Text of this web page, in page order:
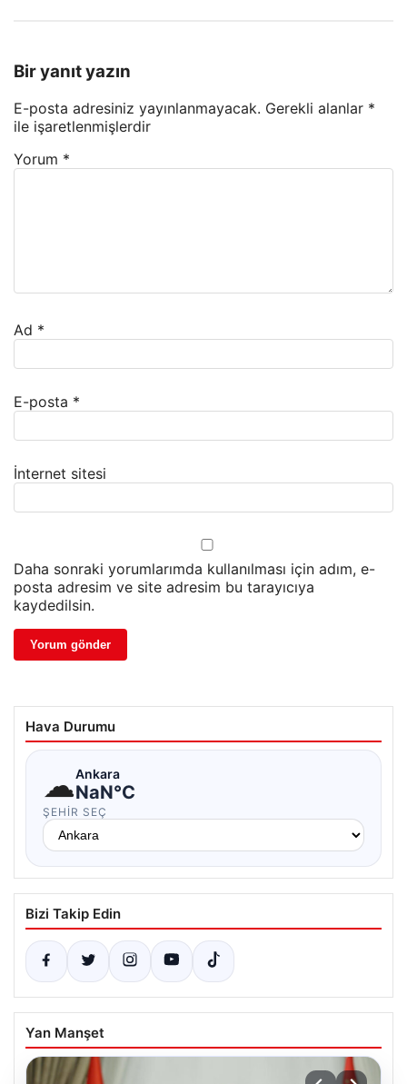
Bir yanıt yazın
E-posta adresiniz yayınlanmayacak. Gerekli alanlar *
ile işaretlenmişlerdir
Yorum *
Ad *
E-posta *
İnternet sitesi
Daha sonraki yorumlarımda kullanılması için adım, e-
posta adresim ve site adresim bu tarayıcıya
kaydedilsin.
Hava Durumu
☁Ankara
NaN°C
ŞEHIR SEÇ
Bizi Takip Edin
Yan Manşet